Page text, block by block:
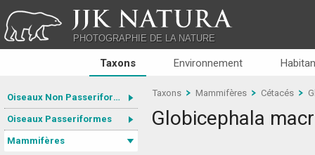
JJK NATURA
PHOTOGRAPHIE DE LA NATURE
Taxons Environnement
Oiseaux Non Passeriformes
Oiseaux Passeriformes
Mammifères
Taxons Mammifères Cétacés
Globicephala